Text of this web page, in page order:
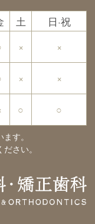
土 日·祝
× ×
× ×
○ ○
す。
さい。